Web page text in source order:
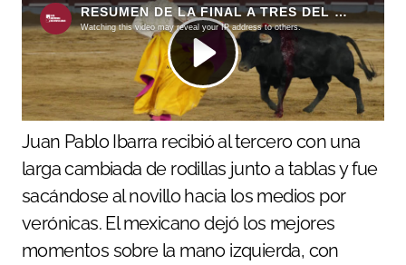
Juan Pablo Ibarra recibió al tercero con una
larga cambiada de rodillas junto a tablas y fue
sacándose al novillo hacia los medios por
verónicas. El mexicano dejó los mejores
momentos sobre la mano izquierda, con